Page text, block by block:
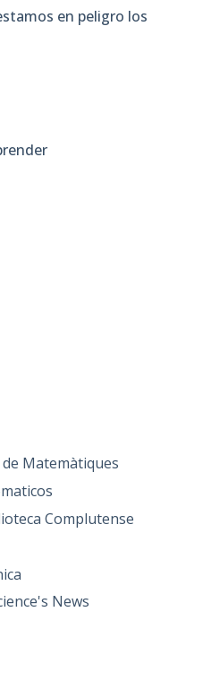
en peligro los
Matemàtiques
Complutense
News